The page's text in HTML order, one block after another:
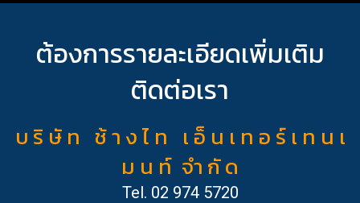
ต้องการรายละเอียดเพิ่มเติม
ติดต่อเรา
บ ริ ษั ท ช้ า ง ไ ท เ อ็ น เ ท อ ร์ เ ท น เ
ม น ท์ จำ กั ด
Tel. 02 974 5720